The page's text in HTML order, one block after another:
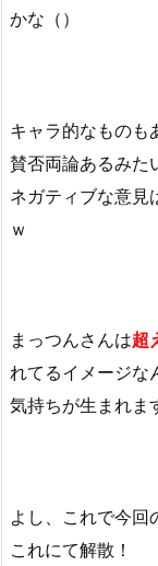
かな（）
キャラ的なものも
賛否両論あるみた
ネガティブな意見
ｗ
まっつんさんは超
れてるイメージな
気持ちが生まれま
よし、これで今回
これにて解散！